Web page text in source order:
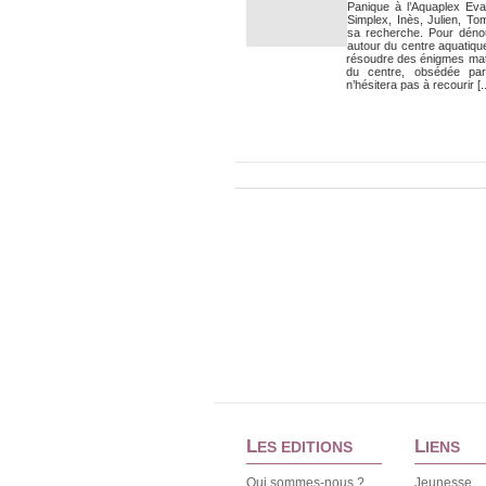
Panique à l’Aquaplex
Simplex, Inès, Julien,
sa recherche. Pour
autour du centre
résoudre des énigmes
du centre, obsédée
n’hésitera pas à recourir
LES EDITIONS
Qui sommes-nous ?
LIENS
Jeunesse